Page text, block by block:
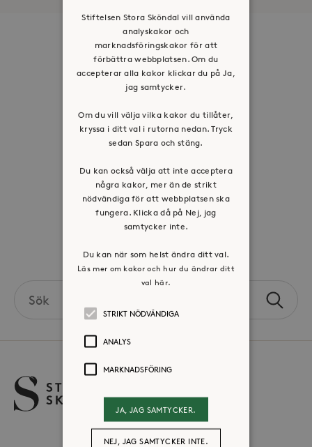
Om oss
Organisation
Historia
Tillgänglighetsredogörelse
Visselblåsartjänst
Jobba hos oss
Press & mediakontakt
Volontär hos Stora Sköndal
the
Sök
Stiftelsen Stora Sköndal vill använda
analyskakor och
marknadsföringskakor för att
förbättra webbplatsen. Om du
accepterar alla kakor klickar du på Ja,
jag samtycker.
Om du vill välja vilka kakor du tillåter,
kryssa i ditt val i rutorna nedan. Tryck
sedan Spara och stäng.
Du kan också välja att inte acceptera
några kakor, mer än de strikt
nödvändiga för att webbplatsen ska
fungera. Klicka då på Nej, jag
samtycker inte.
Du kan när som helst ändra ditt val.
Läs mer om kakor och hur du ändrar ditt
val här.
STRIKT NÖDVÄNDIGA
ANALYS
MARKNADSFÖRING
JA, JAG SAMTYCKER.
NEJ, JAG SAMTYCKER INTE.